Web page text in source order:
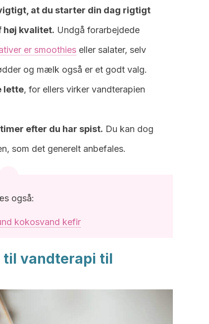
at du starter din dag rigtigt
høj kvalitet. Undgå forarbejdede
er smoothies eller salater, selv
og mælk også er et godt valg.
lette, for ellers virker vandterapien
efter du har spist. Du kan dog
som det generelt anbefales.
også:
kokosvand kefir
til vandterapi til